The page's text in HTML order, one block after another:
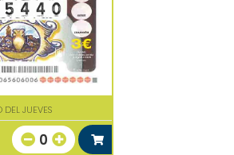
DEL JUEVES
0